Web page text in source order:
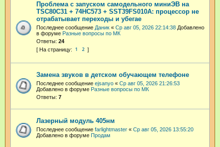
Проблема с запуском самодельного миниЭВ на
TSC80C31 + 74HC573 + SST39FS010A: процессор не
отрабатывает переходы и убегае
Последнее сообщение Даник « Ср авг 05, 2026 22:14:38 Добавлено
в форуме Разные вопросы по МК
Ответы: 24
1 2
Замена звуков в детском обучающем телефоне
Последнее сообщение ejsanyo « Ср авг 05, 2026 21:26:53
Добавлено в форуме Разные вопросы по МК
Ответы: 7
Лазерный модуль 405нм
Последнее сообщение farlightmaster « Ср авг 05, 2026 13:55:20
Добавлено в форуме Продам